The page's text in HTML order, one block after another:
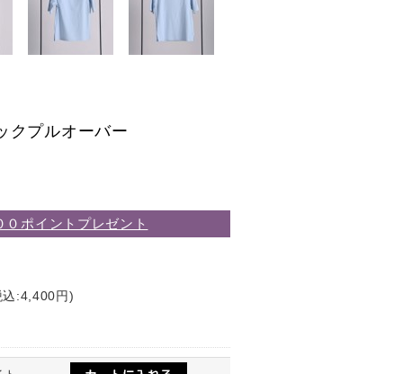
クプルオーバー
０ポイントプレゼント
込:4,400円)